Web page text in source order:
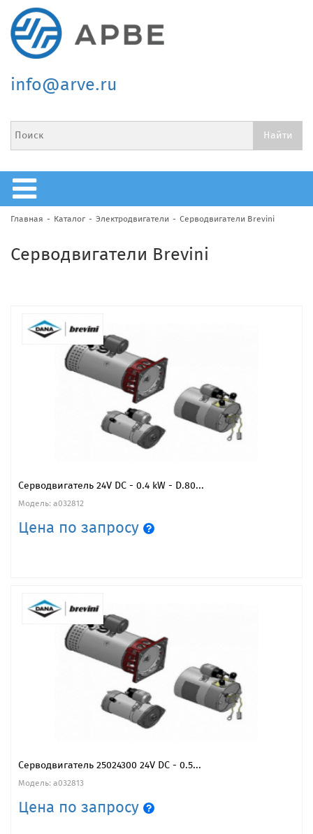
info@arve.ru
Главная Каталог Электродвигатели Серводвигатели Brevini
Серводвигатели Brevini
Серводвигатель 24V DC - 0.4 kW - D.80...
Модель: a032812
Цена по запросу
Серводвигатель 25024300 24V DC - 0.5...
Модель: a032813
Цена по запросу